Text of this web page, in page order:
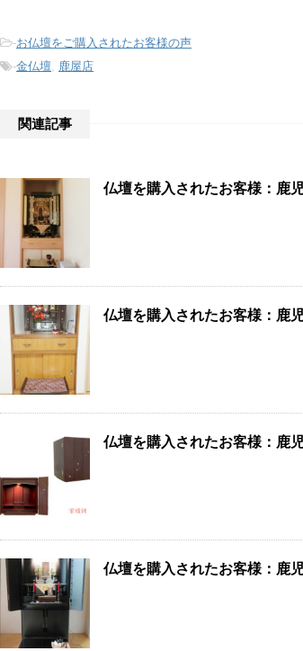
-お仏壇をご購入されたお客様の声
-金仏壇 鹿屋店
関連記事
仏壇を購入されたお客様：鹿
仏壇を購入されたお客様：鹿
仏壇を購入されたお客様：鹿
仏壇を購入されたお客様：鹿